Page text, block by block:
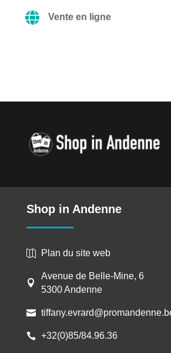
 Vente en ligne
Shop in Andenne
 Plan du site web

Avenue de Belle-Mine, 6
5300 Andenne

 +32(0)85/84.96.36